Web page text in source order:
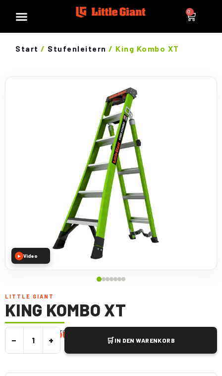
0
Start / Stufenleitern / King Kombo XT
▶ Video
LITTLE GIANT
KING KOMBO XT
Die vielseitige Fiberglas-Kombinationsleiter
750,00
− + 🛒IN DEN WARENKORB